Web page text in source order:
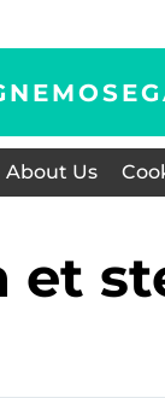
About Us
et